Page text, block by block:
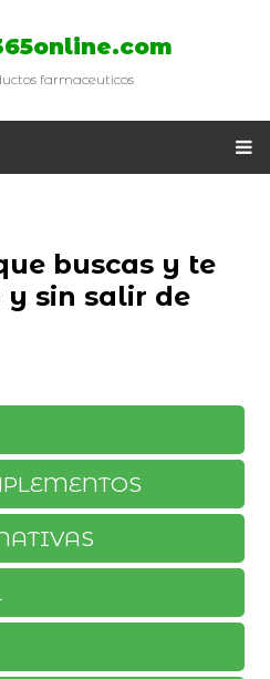
farmaceuticos
buscas y te
sin salir de